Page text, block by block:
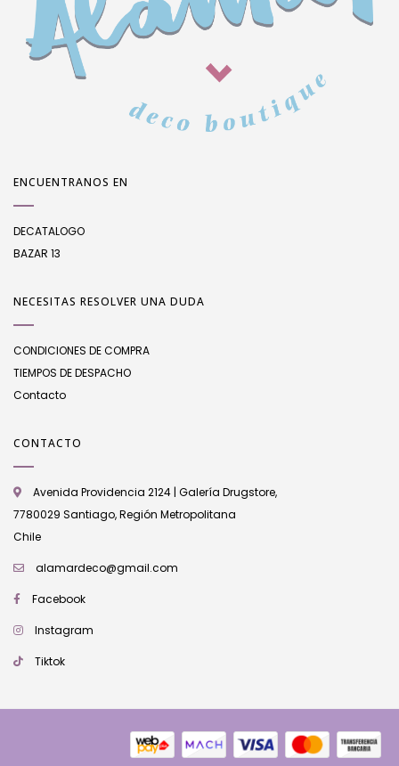
ENCUENTRANOS EN
DECATALOGO
BAZAR 13
NECESITAS RESOLVER UNA DUDA
CONDICIONES DE COMPRA
TIEMPOS DE DESPACHO
Contacto
CONTACTO
Avenida Providencia 2124 | Galería Drugstore,
7780029 Santiago, Región Metropolitana
Chile
alamardeco@gmail.com
Facebook
Instagram
Tiktok